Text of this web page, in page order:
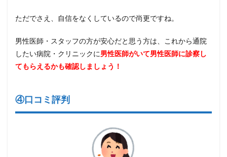
ただでさえ、自信をなくしているので尚更ですね。
男性医師・スタッフの方が安心だと思う方は、これから通院
したい病院・クリニックに男性医師がいて男性医師に診察し
てもらえるかも確認しましょう！
④口コミ評判